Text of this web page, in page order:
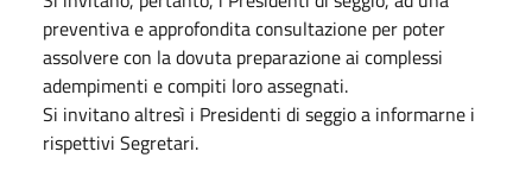
preventiva e approfondita consultazione per poter
assolvere con la dovuta preparazione ai complessi
adempimenti e compiti loro assegnati.
Si invitano altresì i Presidenti di seggio a informarne i
rispettivi Segretari.